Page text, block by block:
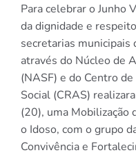
Para celebrar o Junho
da dignidade e
secretarias municipais
através do Núcleo de
(NASF) e do Centro
Social (CRAS)
(20), uma Mobilização
o Idoso, com o grupo
Convivência e